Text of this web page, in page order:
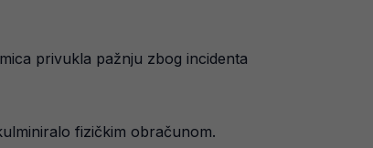
privukla pažnju zbog incidenta
fizičkim obračunom.